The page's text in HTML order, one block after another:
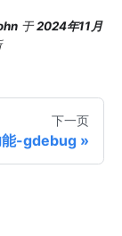
于2024年11月
下一页
能-gdebug